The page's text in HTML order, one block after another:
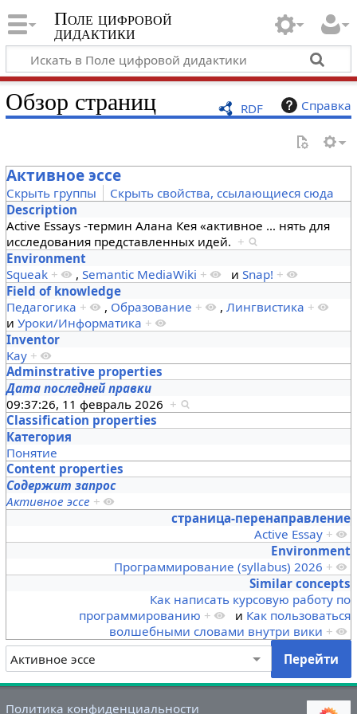
Поле цифровой
дидактики
RDF Справка
Обзор страниц
Активное эссе
Скрыть группы
Скрыть свойства, ссылающиеся сюда
Description
Active Essays -термин Алана Кея «активное … нять для
исследования представленных идей. +
Environment
Squeak + , Semantic MediaWiki + и Snap! +
Field of knowledge
Педагогика + , Образование + , Лингвистика +
и Уроки/Информатика +
Inventor
Kay +
Adminstrative properties
Дата последней правки
09:37:26, 11 февраль 2026 +
Classification properties
Категория
Понятие
Content properties
Содержит запрос
Активное эссе +
страница-перенаправление
Active Essay +
Environment
Программирование (syllabus) 2026 +
Similar concepts
Как написать курсовую работу по
программированию + и Как пользоваться
волшебными словами внутри вики +
Политика конфиденциальности